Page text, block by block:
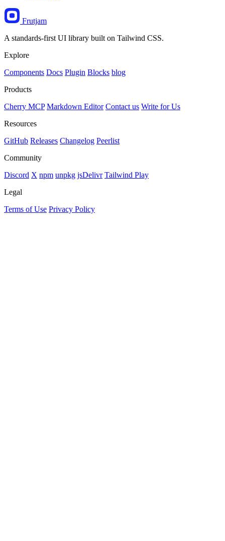
Frutjam
A standards-first UI library built on Tailwind CSS.
Explore
Components Docs Plugin Blocks blog
Products
Cherry MCP Markdown Editor Contact us Write for Us
Resources
GitHub Releases Changelog Peerlist
Community
Discord X npm unpkg jsDelivr Tailwind Play
Legal
Terms of Use Privacy Policy